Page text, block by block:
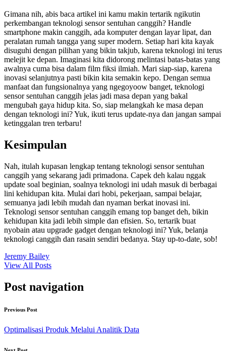
Gimana nih, abis baca artikel ini kamu makin tertarik ngikutin
perkembangan teknologi sensor sentuhan canggih? Handle
smartphone makin canggih, ada komputer dengan layar lipat, dan
peralatan rumah tangga yang super modern. Setiap hari kita kayak
disuguhi dengan pilihan yang bikin takjub, karena teknologi ini terus
melejit ke depan. Imaginasi kita didorong melintasi batas-batas yang
awalnya cuma bisa dalam film fiksi ilmiah. Mari siap-siap, karena
inovasi selanjutnya pasti bikin kita semakin kepo. Dengan semua
manfaat dan fungsionalnya yang ngegoyoow banget, teknologi
sensor sentuhan canggih jelas jadi masa depan yang bakal
mengubah gaya hidup kita. So, siap melangkah ke masa depan
dengan teknologi ini? Yuk, ikuti terus update-nya dan jangan sampai
ketinggalan tren terbaru!
Kesimpulan
Nah, itulah kupasan lengkap tentang teknologi sensor sentuhan
canggih yang sekarang jadi primadona. Capek deh kalau nggak
update soal beginian, soalnya teknologi ini udah masuk di berbagai
lini kehidupan kita. Mulai dari hobi, pekerjaan, sampai belajar,
semuanya jadi lebih mudah dan nyaman berkat inovasi ini.
Teknologi sensor sentuhan canggih emang top banget deh, bikin
kehidupan kita jadi lebih simple dan efisien. So, tertarik buat
nyobain atau upgrade gadget dengan teknologi ini? Yuk, belanja
teknologi canggih dan rasain sendiri bedanya. Stay up-to-date, sob!
Jeremy Bailey
View All Posts
Post navigation
Previous Post
Optimalisasi Produk Melalui Analitik Data